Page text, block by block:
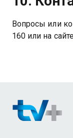
Вопросы или
160 или на